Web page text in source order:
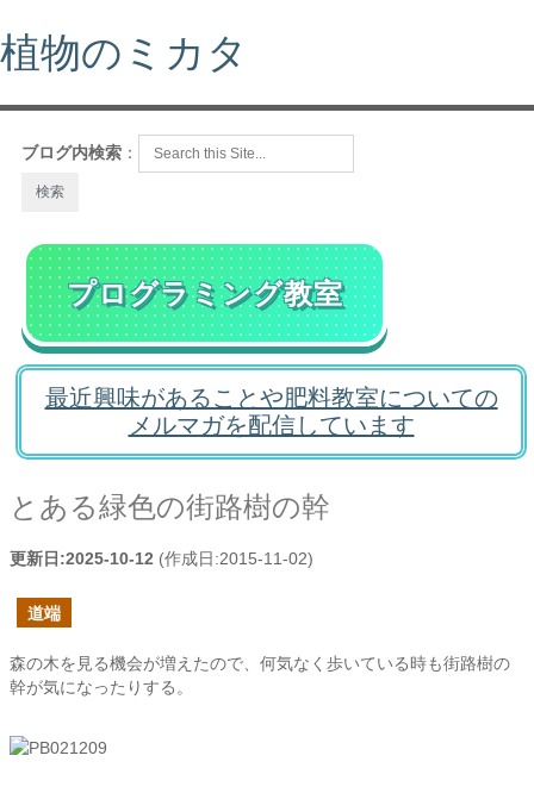
植物のミカタ
ブログ内検索 ：
プログラミング教室
最近興味があることや肥料教室についての
メルマガを配信しています
とある緑色の街路樹の幹
更新日:2025-10-12 (作成日:2015-11-02)
道端
森の木を見る機会が増えたので、何気なく歩いている時も街路樹の
幹が気になったりする。